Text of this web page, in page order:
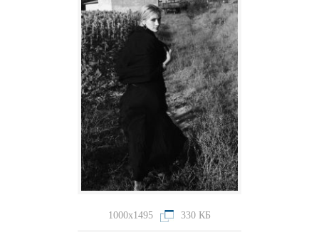
1000x1495 330 КБ